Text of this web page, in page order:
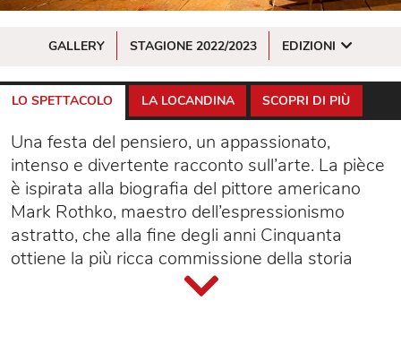
GALLERY STAGIONE 2022/2023 EDIZIONI
LO SPETTACOLO LA LOCANDINA SCOPRI DI PIÙ
Una festa del pensiero, un appassionato,
intenso e divertente racconto sull’arte. La pièce
è ispirata alla biografia del pittore americano
Mark Rothko, maestro dell’espressionismo
astratto, che alla fine degli anni Cinquanta
ottiene la più ricca commissione della storia
dell’arte contemporanea: una serie di murali per